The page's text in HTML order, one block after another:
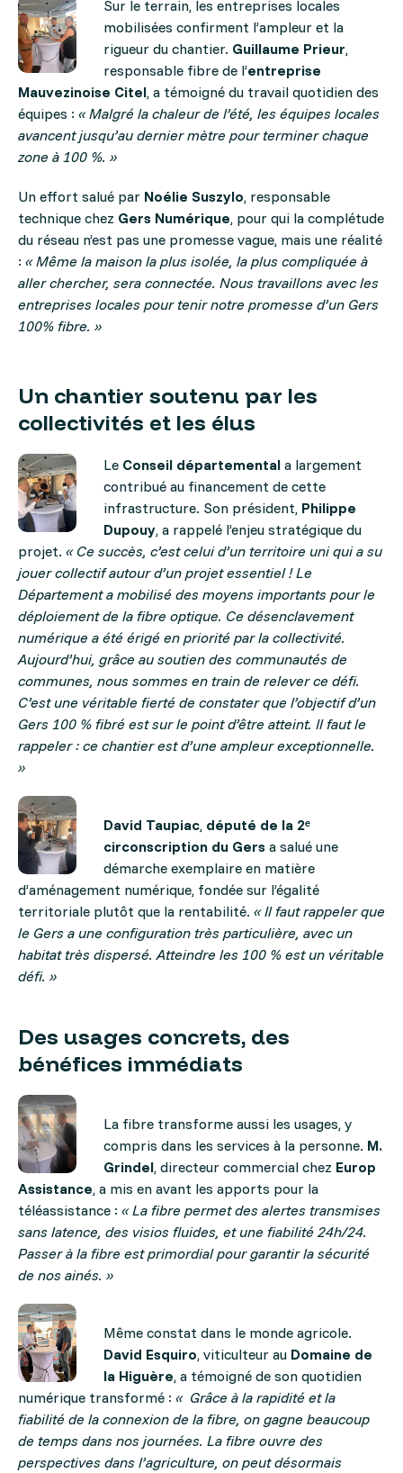
Sur le terrain, les entreprises locales
mobilisées confirment l’ampleur et la
rigueur du chantier. Guillaume Prieur,
responsable fibre de l’entreprise
Mauvezinoise Citel, a témoigné du travail quotidien des
équipes : « Malgré la chaleur de l’été, les équipes locales
avancent jusqu’au dernier mètre pour terminer chaque
zone à 100 %. »
Un effort salué par Noélie Suszylo, responsable
technique chez Gers Numérique, pour qui la complétude
du réseau n’est pas une promesse vague, mais une réalité
: « Même la maison la plus isolée, la plus compliquée à
aller chercher, sera connectée. Nous travaillons avec les
entreprises locales pour tenir notre promesse d’un Gers
100% fibre. »
Un chantier soutenu par les
collectivités et les élus
Le Conseil départemental a largement
contribué au financement de cette
infrastructure. Son président, Philippe
Dupouy, a rappelé l’enjeu stratégique du
projet. « Ce succès, c’est celui d’un territoire uni qui a su
jouer collectif autour d’un projet essentiel ! Le
Département a mobilisé des moyens importants pour le
déploiement de la fibre optique. Ce désenclavement
numérique a été érigé en priorité par la collectivité.
Aujourd’hui, grâce au soutien des communautés de
communes, nous sommes en train de relever ce défi.
C’est une véritable fierté de constater que l’objectif d’un
Gers 100 % fibré est sur le point d’être atteint. Il faut le
rappeler : ce chantier est d’une ampleur exceptionnelle.
»
David Taupiac, député de la 2ᵉ
circonscription du Gers a salué une
démarche exemplaire en matière
d’aménagement numérique, fondée sur l’égalité
territoriale plutôt que la rentabilité. « Il faut rappeler que
le Gers a une configuration très particulière, avec un
habitat très dispersé. Atteindre les 100 % est un véritable
défi. »
Des usages concrets, des
bénéfices immédiats
La fibre transforme aussi les usages, y
compris dans les services à la personne. M.
Grindel, directeur commercial chez Europ
Assistance, a mis en avant les apports pour la
téléassistance : « La fibre permet des alertes transmises
sans latence, des visios fluides, et une fiabilité 24h/24.
Passer à la fibre est primordial pour garantir la sécurité
de nos ainés. »
Même constat dans le monde agricole.
David Esquiro, viticulteur au Domaine de
la Higuère, a témoigné de son quotidien
numérique transformé : « Grâce à la rapidité et la
fiabilité de la connexion de la fibre, on gagne beaucoup
de temps dans nos journées. La fibre ouvre des
perspectives dans l’agriculture, on peut désormais